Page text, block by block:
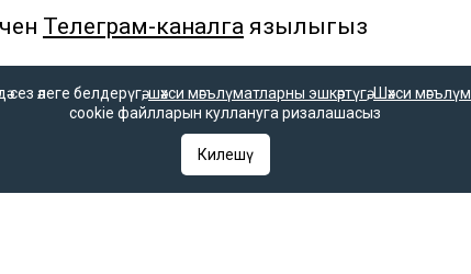
Телеграм-каналга язылыгыз
әлеге белдерүгә,шәхси мәгълүматларны эшкәртүгә,Шәхси
cookie файлларын куллануга ризалашасыз
Килешү